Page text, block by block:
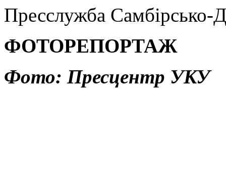
Пресслужба Самбірсько-
ФОТОРЕПОРТАЖ
Фото: Пресцентр УКУ